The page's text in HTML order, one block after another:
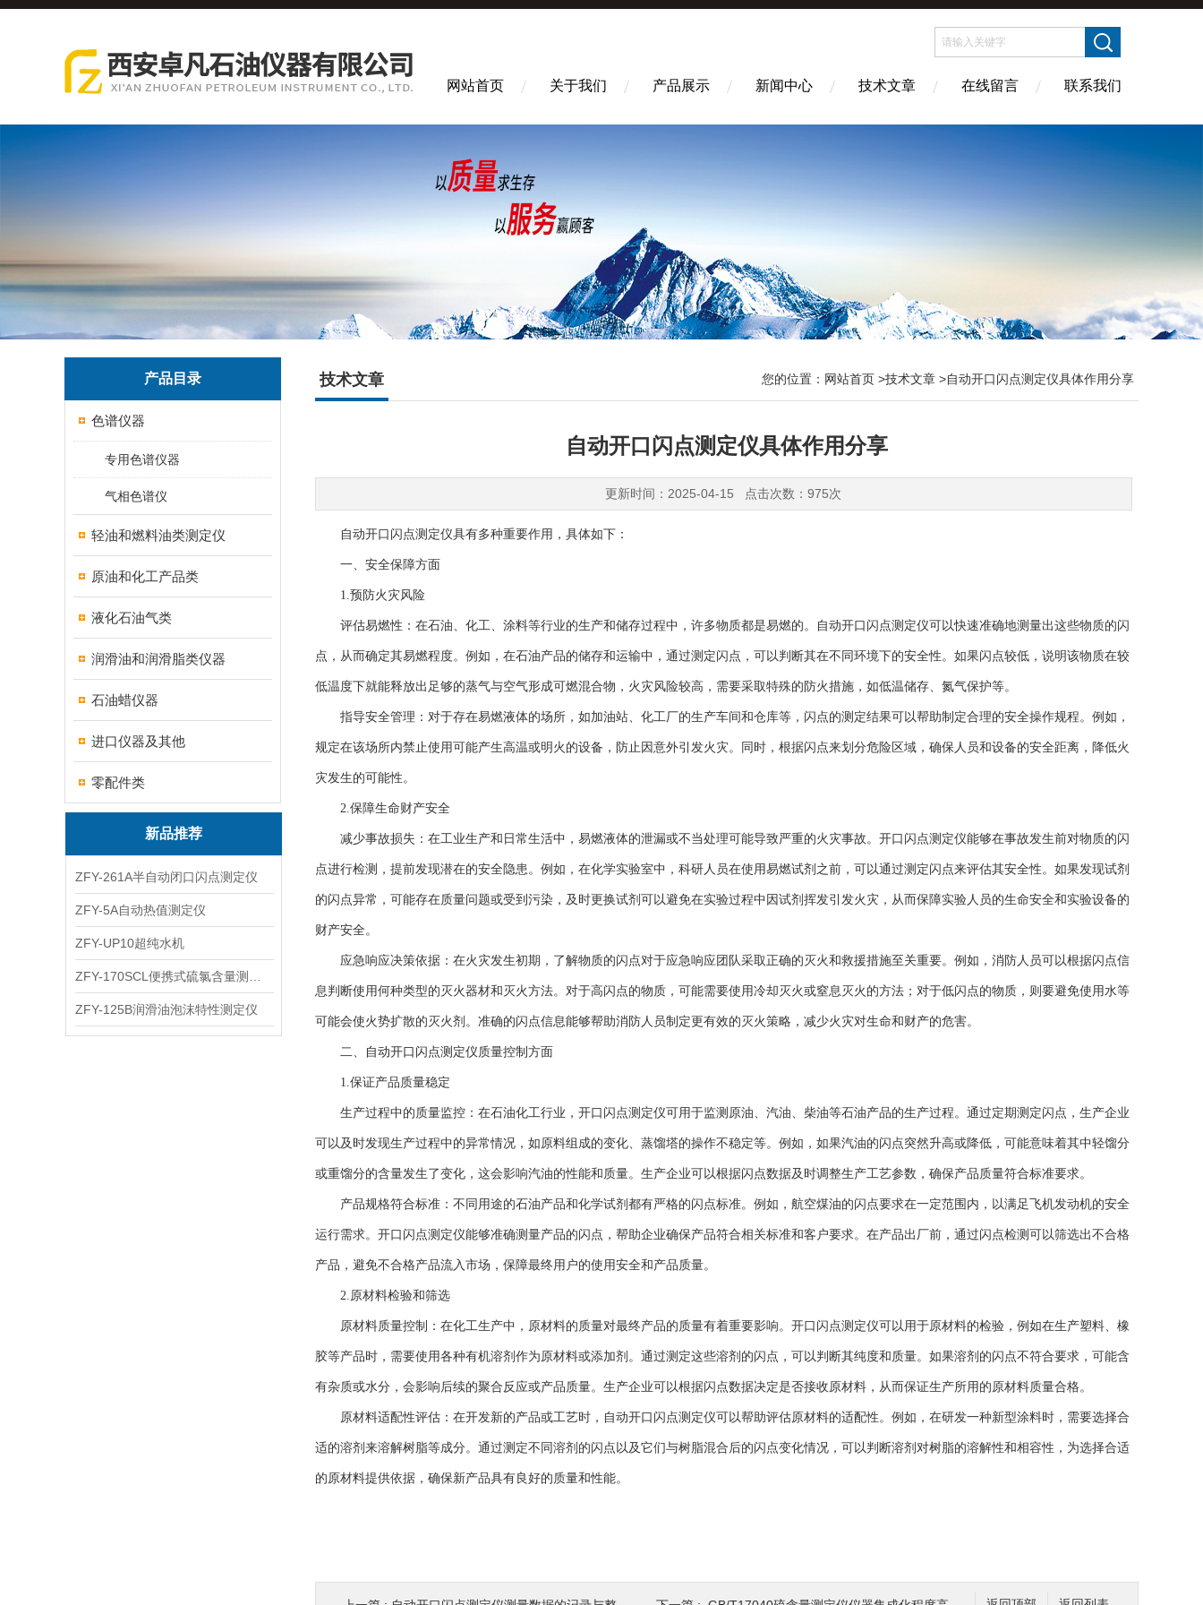
网站首页 关于我们 产品展示 新闻中心 技术文章 在线留言 联系我们
产品目录
色谱仪器
专用色谱仪器
气相色谱仪
轻油和燃料油类测定仪
原油和化工产品类
液化石油气类
润滑油和润滑脂类仪器
石油蜡仪器
进口仪器及其他
零配件类
新品推荐
ZFY-261A半自动闭口闪点测定仪
ZFY-5A自动热值测定仪
ZFY-UP10超纯水机
ZFY-125B润滑油泡沫特性测定仪
技术文章 您的位置： 网站首页 >技术文章 >自动开口闪点测定仪具体作用分享
自动开口闪点测定仪具体作用分享
更新时间：2025-04-15 点击次数：975次
自动开口闪点测定仪具有多种重要作用，具体如下：
一、安全保障方面
1.预防火灾风险
评估易燃性：在石油、化工、涂料等行业的生产和储存过程中，许多物质都是易燃的。自动开口闪点测定仪可以快速准确地测量出这些物质的闪
点，从而确定其易燃程度。例如，在石油产品的储存和运输中，通过测定闪点，可以判断其在不同环境下的安全性。如果闪点较低，说明该物质在较
低温度下就能释放出足够的蒸气与空气形成可燃混合物，火灾风险较高，需要采取特殊的防火措施，如低温储存、氮气保护等。
指导安全管理：对于存在易燃液体的场所，如加油站、化工厂的生产车间和仓库等，闪点的测定结果可以帮助制定合理的安全操作规程。例如，
规定在该场所内禁止使用可能产生高温或明火的设备，防止因意外引发火灾。同时，根据闪点来划分危险区域，确保人员和设备的安全距离，降低火
灾发生的可能性。
2.保障生命财产安全
减少事故损失：在工业生产和日常生活中，易燃液体的泄漏或不当处理可能导致严重的火灾事故。开口闪点测定仪能够在事故发生前对物质的闪
点进行检测，提前发现潜在的安全隐患。例如，在化学实验室中，科研人员在使用易燃试剂之前，可以通过测定闪点来评估其安全性。如果发现试剂
的闪点异常，可能存在质量问题或受到污染，及时更换试剂可以避免在实验过程中因试剂挥发引发火灾，从而保障实验人员的生命安全和实验设备的
财产安全。
应急响应决策依据：在火灾发生初期，了解物质的闪点对于应急响应团队采取正确的灭火和救援措施至关重要。例如，消防人员可以根据闪点信
息判断使用何种类型的灭火器材和灭火方法。对于高闪点的物质，可能需要使用冷却灭火或窒息灭火的方法；对于低闪点的物质，则要避免使用水等
可能会使火势扩散的灭火剂。准确的闪点信息能够帮助消防人员制定更有效的灭火策略，减少火灾对生命和财产的危害。
二、 自动开口闪点测定仪质量控制方面
1.保证产品质量稳定
生产过程中的质量监控：在石油化工行业，开口闪点测定仪可用于监测原油、汽油、柴油等石油产品的生产过程。通过定期测定闪点，生产企业
可以及时发现生产过程中的异常情况，如原料组成的变化、蒸馏塔的操作不稳定等。例如，如果汽油的闪点突然升高或降低，可能意味着其中轻馏分
或重馏分的含量发生了变化，这会影响汽油的性能和质量。生产企业可以根据闪点数据及时调整生产工艺参数，确保产品质量符合标准要求。
产品规格符合标准：不同用途的石油产品和化学试剂都有严格的闪点标准。例如，航空煤油的闪点要求在一定范围内，以满足飞机发动机的安全
运行需求。开口闪点测定仪能够准确测量产品的闪点，帮助企业确保产品符合相关标准和客户要求。在产品出厂前，通过闪点检测可以筛选出不合格
产品，避免不合格产品流入市场，保障最终用户的使用安全和产品质量。
2.原材料检验和筛选
原材料质量控制：在化工生产中，原材料的质量对最终产品的质量有着重要影响。开口闪点测定仪可以用于原材料的检验，例如在生产塑料、橡
胶等产品时，需要使用各种有机溶剂作为原材料或添加剂。通过测定这些溶剂的闪点，可以判断其纯度和质量。如果溶剂的闪点不符合要求，可能含
有杂质或水分，会影响后续的聚合反应或产品质量。生产企业可以根据闪点数据决定是否接收原材料，从而保证生产所用的原材料质量合格。
原材料适配性评估：在开发新的产品或工艺时，自动开口闪点测定仪可以帮助评估原材料的适配性。例如，在研发一种新型涂料时，需要选择合
适的溶剂来溶解树脂等成分。通过测定不同溶剂的闪点以及它们与树脂混合后的闪点变化情况，可以判断溶剂对树脂的溶解性和相容性，为选择合适
的原材料提供依据，确保新产品具有良好的质量和性能。